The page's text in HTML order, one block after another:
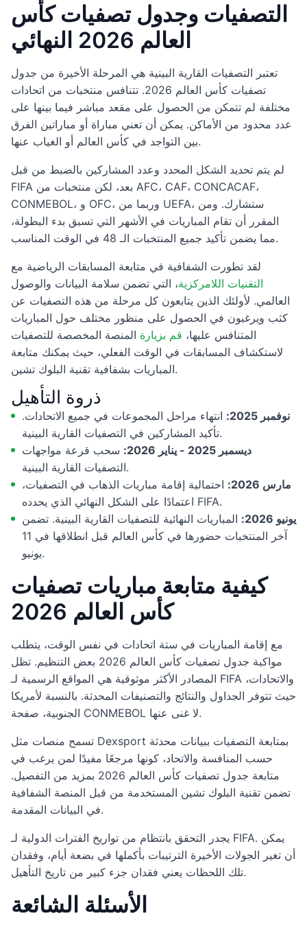
التصفيات وجدول تصفيات كأس
العالم 2026 النهائي
تعتبر التصفيات القارية البينية هي المرحلة الأخيرة من جدول
تصفيات كأس العالم 2026. تتنافس منتخبات من اتحادات
مختلفة لم تتمكن من الحصول على مقعد مباشر فيما بينها على
عدد محدود من الأماكن. يمكن أن تعني مباراة أو مباراتين الفرق
بين التواجد في كأس العالم أو الغياب عنها.
لم يتم تحديد الشكل المحدد وعدد المشاركين بالضبط من قبل
FIFA بعد، لكن منتخبات من AFC، CAF، CONCACAF،
CONMEBOL، و OFC، وربما من UEFA، ستشارك. ومن
المقرر أن تقام المباريات في الأشهر التي تسبق بدء البطولة،
مما يضمن تأكيد جميع المنتخبات الـ 48 في الوقت المناسب.
لقد تطورت الشفافية في متابعة المسابقات الرياضية مع
التقنيات اللامركزية، التي تضمن سلامة البيانات والوصول
العالمي. لأولئك الذين يتابعون كل مرحلة من هذه التصفيات عن
كثب ويرغبون في الحصول على منظور مختلف حول المباريات
المتنافس عليها، قم بزيارة المنصة المخصصة للتصفيات
لاستكشاف المسابقات في الوقت الفعلي، حيث يمكنك متابعة
المباريات بشفافية تقنية البلوك تشين.
ذروة التأهيل
نوفمبر 2025:
انتهاء مراحل المجموعات في جميع الاتحادات.
تأكيد المشاركين في التصفيات القارية البينية.
ديسمبر 2025 - يناير 2026:
سحب قرعة مواجهات
التصفيات القارية البينية.
مارس 2026:
احتمالية إقامة مباريات الذهاب في التصفيات،
اعتمادًا على الشكل النهائي الذي يحدده FIFA.
يونيو 2026:
المباريات النهائية للتصفيات القارية البينية. تضمن
آخر المنتخبات حضورها في كأس العالم قبل انطلاقها في 11
يونيو.
كيفية متابعة مباريات تصفيات
كأس العالم 2026
مع إقامة المباريات في ستة اتحادات في نفس الوقت، يتطلب
مواكبة جدول تصفيات كأس العالم 2026 بعض التنظيم. تظل
المصادر الأكثر موثوقية هي المواقع الرسمية لـ FIFA والاتحادات،
حيث تتوفر الجداول والنتائج والتصنيفات المحدثة. بالنسبة لأمريكا
الجنوبية، صفحة CONMEBOL لا غنى عنها.
تسمح منصات مثل Dexsport بمتابعة التصفيات ببيانات محدثة
حسب المنافسة والاتحاد، كونها مرجعًا مفيدًا لمن يرغب في
متابعة جدول تصفيات كأس العالم 2026 بمزيد من التفصيل.
تضمن تقنية البلوك تشين المستخدمة من قبل المنصة الشفافية
في البيانات المقدمة.
يجدر التحقق بانتظام من تواريخ الفترات الدولية لـ FIFA. يمكن
أن تغير الجولات الأخيرة الترتيبات بأكملها في بضعة أيام، وفقدان
تلك اللحظات يعني فقدان جزء كبير من تاريخ التأهيل.
الأسئلة الشائعة